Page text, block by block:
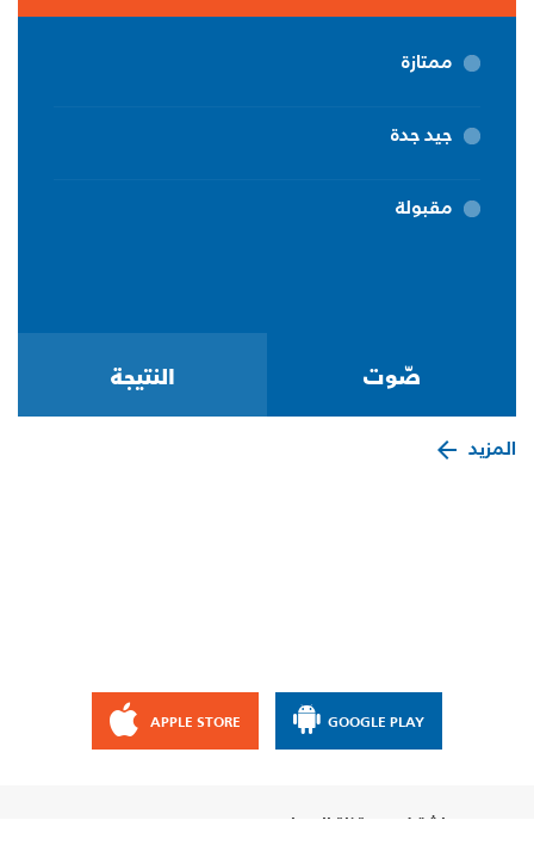
ممتازة
جيد جدة
مقبولة
المزيد
GOOGLE PLAY
APPLE STORE
إشترك مع قناة الإيمان